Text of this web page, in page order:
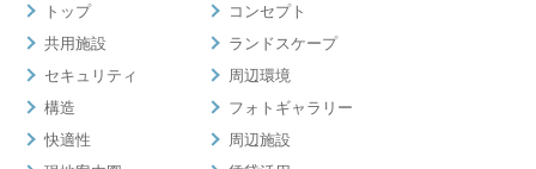
トップ
コンセプト
共用施設
ランドスケープ
セキュリティ
周辺環境
構造
フォトギャラリー
快適性
周辺施設